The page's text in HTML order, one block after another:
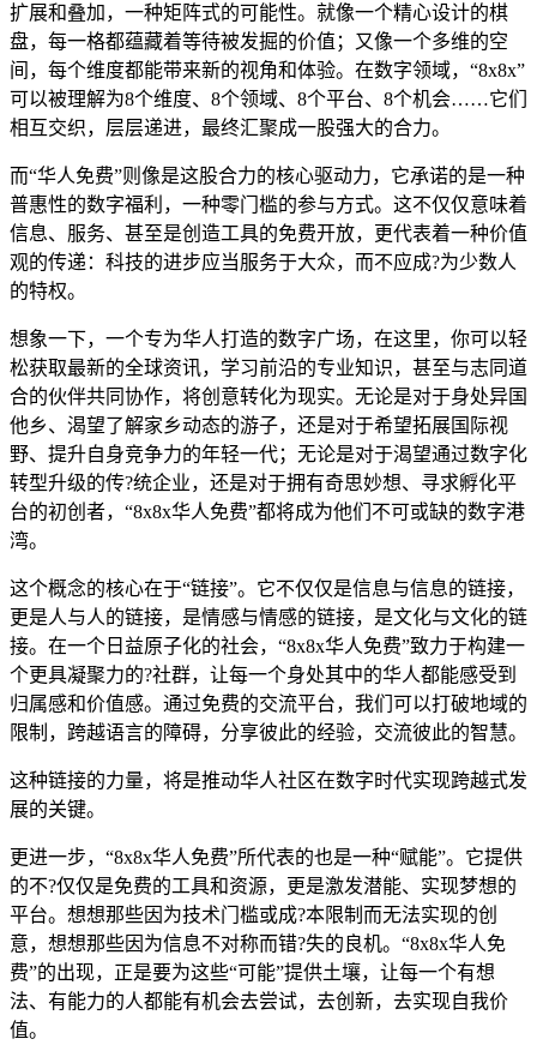
扩展和叠加，一种矩阵式的可能性。就像一个精心设计的棋
盘，每一格都蕴藏着等待被发掘的价值；又像一个多维的空
间，每个维度都能带来新的视角和体验。在数字领域，“8x8x”
可以被理解为8个维度、8个领域、8个平台、8个机会……它们
相互交织，层层递进，最终汇聚成一股强大的合力。
而“华人免费”则像是这股合力的核心驱动力，它承诺的是一种
普惠性的数字福利，一种零门槛的参与方式。这不仅仅意味着
信息、服务、甚至是创造工具的免费开放，更代表着一种价值
观的传递：科技的进步应当服务于大众，而不应成?为少数人
的特权。
想象一下，一个专为华人打造的数字广场，在这里，你可以轻
松获取最新的全球资讯，学习前沿的专业知识，甚至与志同道
合的伙伴共同协作，将创意转化为现实。无论是对于身处异国
他乡、渴望了解家乡动态的游子，还是对于希望拓展国际视
野、提升自身竞争力的年轻一代；无论是对于渴望通过数字化
转型升级的传?统企业，还是对于拥有奇思妙想、寻求孵化平
台的初创者，“8x8x华人免费”都将成为他们不可或缺的数字港
湾。
这个概念的核心在于“链接”。它不仅仅是信息与信息的链接，
更是人与人的链接，是情感与情感的链接，是文化与文化的链
接。在一个日益原子化的社会，“8x8x华人免费”致力于构建一
个更具凝聚力的?社群，让每一个身处其中的华人都能感受到
归属感和价值感。通过免费的交流平台，我们可以打破地域的
限制，跨越语言的障碍，分享彼此的经验，交流彼此的智慧。
这种链接的力量，将是推动华人社区在数字时代实现跨越式发
展的关键。
更进一步，“8x8x华人免费”所代表的也是一种“赋能”。它提供
的不?仅仅是免费的工具和资源，更是激发潜能、实现梦想的
平台。想想那些因为技术门槛或成?本限制而无法实现的创
意，想想那些因为信息不对称而错?失的良机。“8x8x华人免
费”的出现，正是要为这些“可能”提供土壤，让每一个有想
法、有能力的人都能有机会去尝试，去创新，去实现自我价
值。